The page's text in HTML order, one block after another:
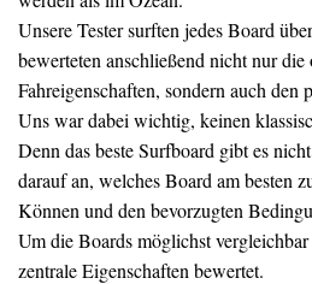
Unsere Tester surften jedes Board
bewerteten anschließend nicht nur die
Fahreigenschaften, sondern auch den
Uns war dabei wichtig, keinen
Denn das beste Surfboard gibt es
darauf an, welches Board am besten
Können und den bevorzugten
Um die Boards möglichst
zentrale Eigenschaften bewertet.